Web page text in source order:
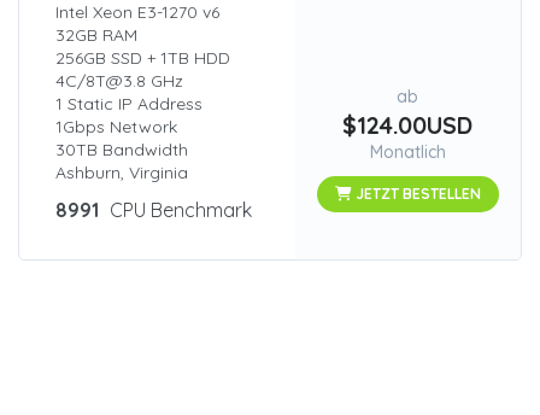
Intel Xeon E3-1270 v6
32GB RAM
256GB SSD + 1TB HDD
4C/8T@3.8 GHz
1 Static IP Address
1Gbps Network
30TB Bandwidth
Ashburn, Virginia
8991 CPU Benchmark
ab
$124.00USD
Monatlich
JETZT BESTELLEN